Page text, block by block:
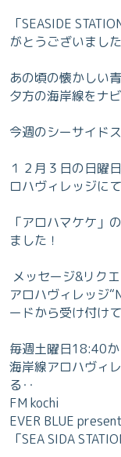
「SEASIDE
がとうございました
あの頃の懐かしい
夕方の海岸線をナ
今週のシーサイド
１２月３日の日曜
ロハヴィレッジに
「アロハマケケ」
ました！
メッセージ&リク
アロハヴィレッジ
ードから受け付け
毎週土曜日18:40
海岸線アロハヴィ
る‥
FM kochi
EVER BLUE
「SEA SIDA